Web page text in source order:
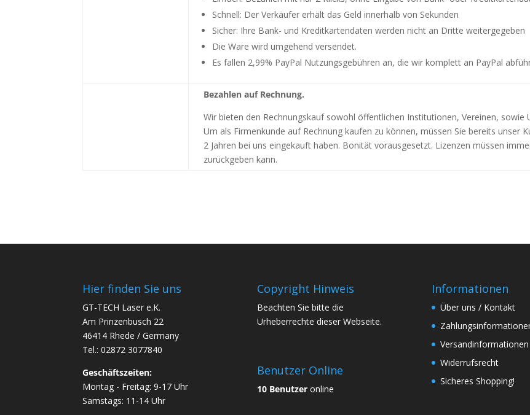
Schnell: Der Verkäufer erhält das Geld innerhalb von Sekunden
Sicher: Ihre Bank- und Kreditkartendaten werden nicht an Dritte weitergegeben
Die Ware wird umgehend versendet.
Es fallen 2,99% PayPal Nutzungsgebühren an, die wir komplett an PayPal
Bezahlen auf Rechnung.
Wir bieten den Rechnungskauf sowohl öffentlichen Institutionen, Vereinen, sowie
Um als Firmenkunde auf Rechnung kaufen zu können, müssen Sie bereits unser
2 Jahren bei uns eingekauft haben. Bonität vorausgesetzt. Lizenzen müssen
zurückgeben kann.
Hier finden Sie uns
GT-TECH Laser e.K.
Am Prinzenbusch 22
46414 Rhede / Germany
Tel.: 02872 3077840
Geschäftszeiten:
Montag - Freitag: 9-17 Uhr
Samstags: 11-14 Uhr
Copyright Hinweis
Beachten Sie bitte die
Urheberrechte dieser Webseite.
Benutzer Online
10 Benutzeronline
Informationen
Über uns / Kontakt
Versandinformationen
Widerrufsrecht
Sicheres Shopping!